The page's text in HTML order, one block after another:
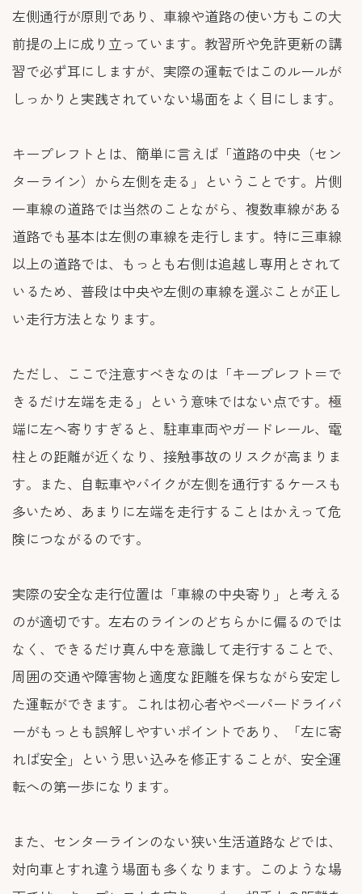
左側通行が原則であり、車線や道路の使い方もこの大
前提の上に成り立っています。教習所や免許更新の講
習で必ず耳にしますが、実際の運転ではこのルールが
しっかりと実践されていない場面をよく目にします。
キープレフトとは、簡単に言えば「道路の中央（セン
ターライン）から左側を走る」ということです。片側
一車線の道路では当然のことながら、複数車線がある
道路でも基本は左側の車線を走行します。特に三車線
以上の道路では、もっとも右側は追越し専用とされて
いるため、普段は中央や左側の車線を選ぶことが正し
い走行方法となります。
ただし、ここで注意すべきなのは「キープレフト＝で
きるだけ左端を走る」という意味ではない点です。極
端に左へ寄りすぎると、駐車車両やガードレール、電
柱との距離が近くなり、接触事故のリスクが高まりま
す。また、自転車やバイクが左側を通行するケースも
多いため、あまりに左端を走行することはかえって危
険につながるのです。
実際の安全な走行位置は「車線の中央寄り」と考える
のが適切です。左右のラインのどちらかに偏るのでは
なく、できるだけ真ん中を意識して走行することで、
周囲の交通や障害物と適度な距離を保ちながら安定し
た運転ができます。これは初心者やペーパードライバ
ーがもっとも誤解しやすいポイントであり、「左に寄
れば安全」という思い込みを修正することが、安全運
転への第一歩になります。
また、センターラインのない狭い生活道路などでは、
対向車とすれ違う場面も多くなります。このような場